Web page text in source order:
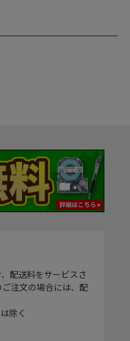
配送料をサービスさ
注文の場合には、配
除く